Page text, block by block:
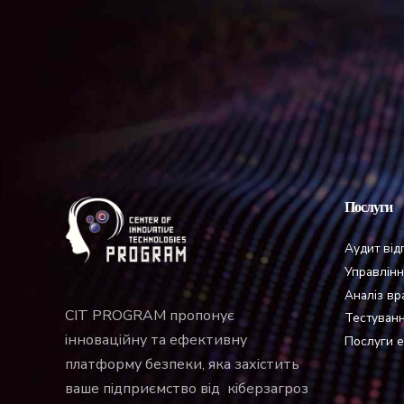
CIT PROGRAM пропонує
інноваційну та ефективну
платформу безпеки, яка захістить
ваше підприємство від кіберзагроз
Послуги
Аудит
Аналіз
Послуги